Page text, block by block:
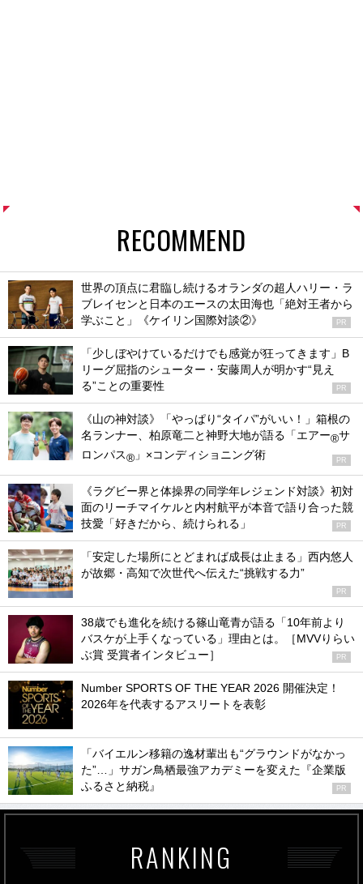
RECOMMEND
世界の頂点に君臨し続けるオランダの超人ハリー・ラ
ブレイセンと日本のエースの太田海也「絶対王者から
学ぶこと」《ケイリン国際対談②》
PR
「少しぼやけているだけでも感覚が狂ってきます」B
リーグ屈指のシューター・安藤周人が明かす“見え
る”ことの重要性
PR
《山の神対談》「やっぱり“タイパ”がいい！」箱根の
名ランナー、柏原竜二と神野大地が語る「エアー®サ
ロンパス® 」×コンディショニング術 PR
《ラグビー界と体操界の同学年レジェンド対談》初対
面のリーチマイケルと内村航平が本音で語り合った競
技愛「好きだから、続けられる」
PR
「安定した場所にとどまれば成長は止まる」西内悠人
が故郷・高知で次世代へ伝えた“挑戦する力”
PR
38歳でも進化を続ける篠山竜青が語る「10年前より
バスケが上手くなっている」理由とは。［MVVりらい
ぶ賞 受賞者インタビュー］
PR
Number SPORTS OF THE YEAR 2026 開催決定！
2026年を代表するアスリートを表彰
「バイエルン移籍の逸材輩出も“グラウンドがなかっ
た”…」サガン鳥栖最強アカデミーを変えた『企業版
ふるさと納税』
PR
RANKING